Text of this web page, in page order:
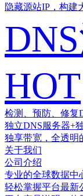
隐藏源站IP，构建
HOT
检测、预防、修复
独立DNS服务器+
独享带宽，全透明
关于我们
公司介绍
专业的全球数据中
轻松掌握平台最新